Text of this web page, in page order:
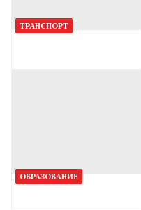
ТРАНСПОРТ
ОБРАЗОВАНИЕ